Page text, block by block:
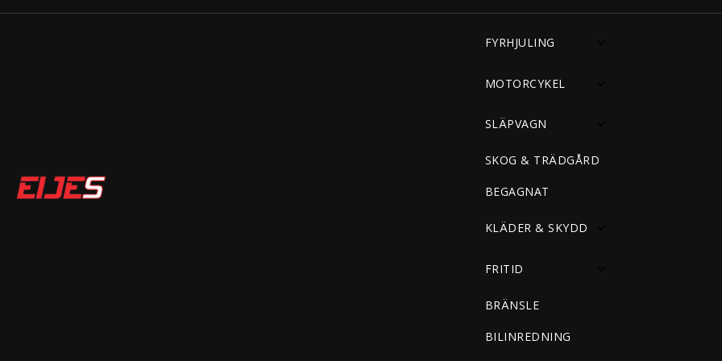
FYRHJULING
MOTORCYKEL
SLÄPVAGN
SKOG & TRÄDGÅRD
BEGAGNAT
KLÄDER & SKYDD
FRITID
BRÄNSLE
BILINREDNING